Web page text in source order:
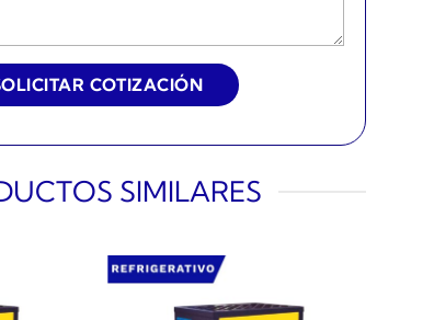
SIMILARES